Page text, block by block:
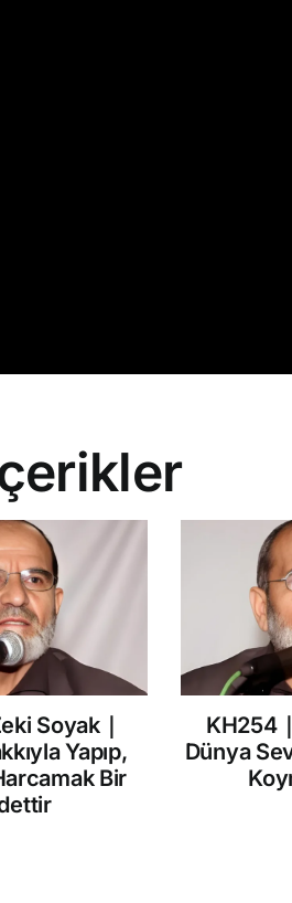
Soyak｜
Yapıp,
Bir
KH254
Dünya